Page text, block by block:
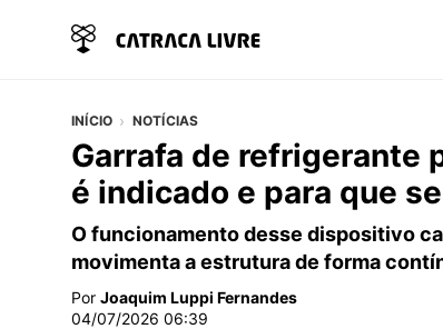
INÍCIO NOTÍCIAS
Garrafa de refrigerante
é indicado e para que
O funcionamento desse dispositivo
movimenta a estrutura de forma
Por Joaquim Luppi Fernandes
04/07/2026 06:39